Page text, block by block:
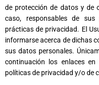
de protección de datos y de
caso, responsables de
prácticas de privacidad. El
informarse acerca de dichas
sus datos personales.
continuación los enlaces
políticas de privacidad y/o de